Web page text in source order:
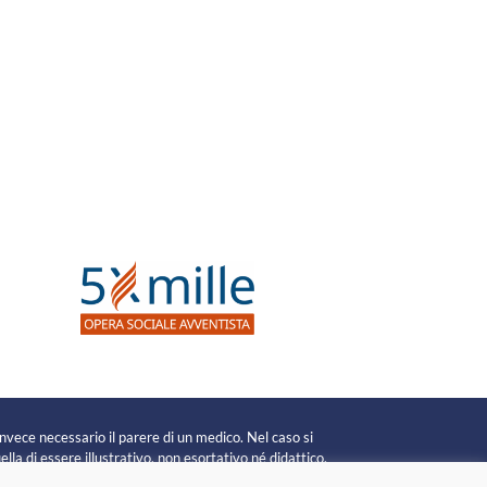
necessario il parere di un medico. Nel caso si
di essere illustrativo, non esortativo né didattico.